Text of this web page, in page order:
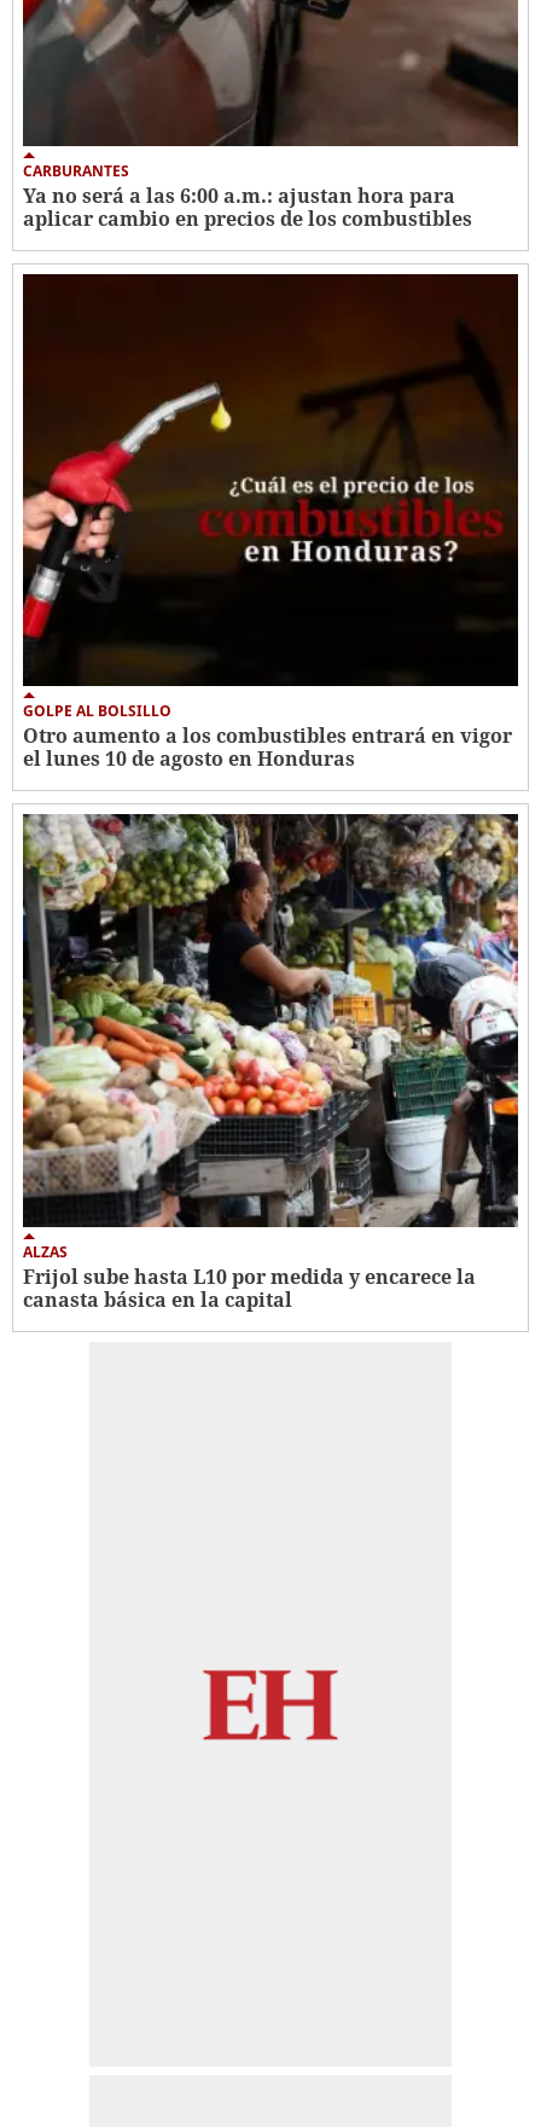
CARBURANTES
Ya no será a las 6:00 a.m.: ajustan hora para
aplicar cambio en precios de los combustibles
GOLPE AL BOLSILLO
Otro aumento a los combustibles entrará en vigor
el lunes 10 de agosto en Honduras
ALZAS
Frijol sube hasta L10 por medida y encarece la
canasta básica en la capital